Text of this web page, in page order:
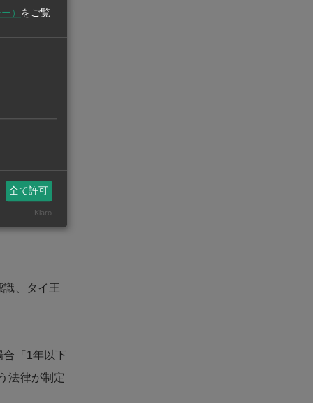
間の平均
識、タイ王
合「1年以下
法律が制定
） をご覧
全て許可
Klaro